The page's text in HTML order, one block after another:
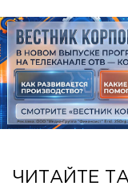
ЧИТАЙТЕ